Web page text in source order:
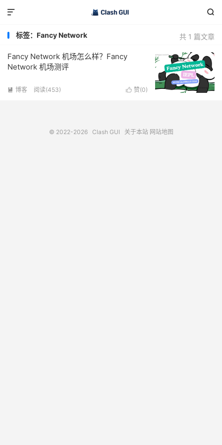


共 1 篇文章
标签：Fancy Network
Fancy Network 机场怎么样？Fancy
Network 机场测评
 赞(0)
 博客 阅读(453)
© 2022-2026 Clash GUI 关于本站 网站地图